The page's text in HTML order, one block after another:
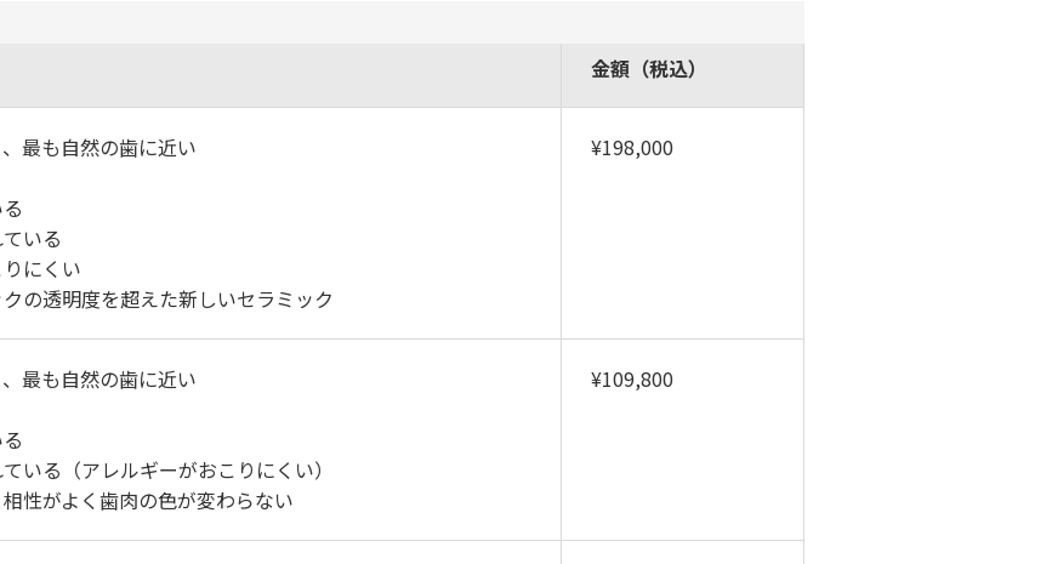
金額（税込）
最も自然の歯に近い
いる
にくい
の透明度を超えた新しいセラミック
¥198,000
最も自然の歯に近い
いる（アレルギーがおこりにくい）
性がよく歯肉の色が変わらない
¥109,800